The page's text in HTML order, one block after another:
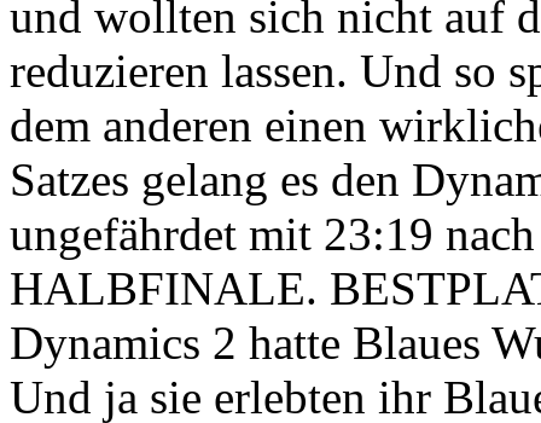
und wollten sich nicht auf
reduzieren lassen. Und so
dem anderen einen
Satzes gelang es den
ungefährdet mit 23:19
HALBFINALE.
Dynamics 2 hatte Blaues
Und ja sie erlebten ihr